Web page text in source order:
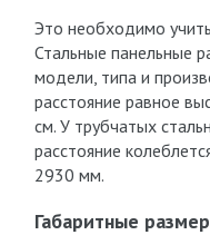
Это необходимо
Стальные панельные
модели, типа и
расстояние равное
см. У трубчатых
расстояние
2930 мм.
Габаритные